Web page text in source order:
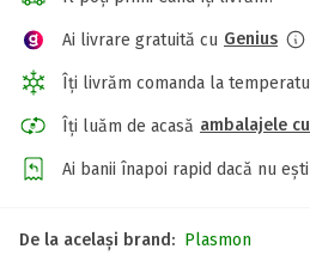
Ai livrare gratuită cu Genius
Îți livrăm comanda la
Îți luăm de acasă ambalajele
Ai banii înapoi rapid dacă nu
De la același brand: Plasmon